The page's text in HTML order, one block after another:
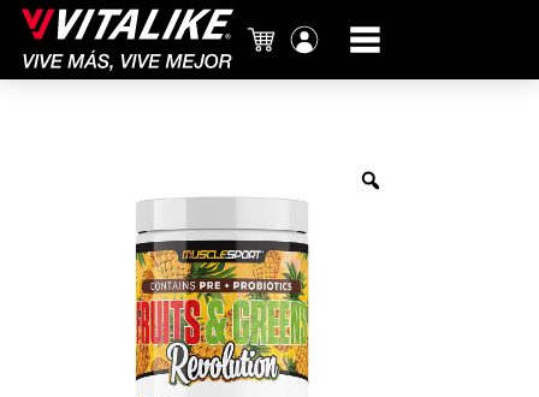
Carrito
cuenta